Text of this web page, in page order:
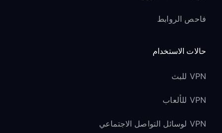
فاحص الروابط
حالات الاستخدام
VPN للبث
VPN للألعاب
VPN لوسائل التواصل الاجتماعي